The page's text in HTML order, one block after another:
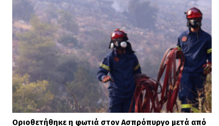
Οριοθετήθηκε η φωτιά στον Ασπρόπυργο μετά από